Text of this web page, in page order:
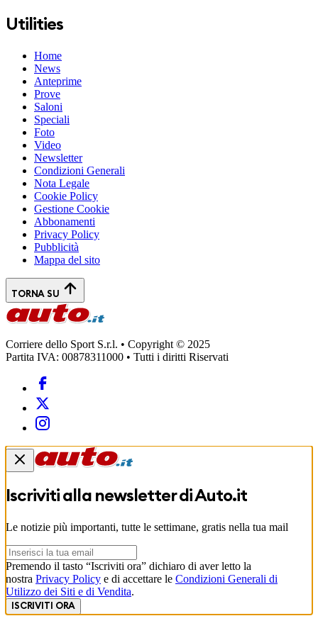
Utilities
Home
News
Anteprime
Prove
Saloni
Speciali
Foto
Video
Newsletter
Condizioni Generali
Nota Legale
Cookie Policy
Gestione Cookie
Abbonamenti
Privacy Policy
Pubblicità
Mappa del sito
TORNA SU
Corriere dello Sport S.r.l. • Copyright © 2025
Partita IVA: 00878311000 • Tutti i diritti Riservati
Iscriviti alla newsletter diAuto.it
Le notizie più importanti, tutte le settimane, gratis nella tua mail
Premendo il tasto “Iscriviti ora” dichiaro di aver letto la
nostra Privacy Policy e di accettare le Condizioni Generali di
Utilizzo dei Siti e di Vendita.
ISCRIVITI ORA